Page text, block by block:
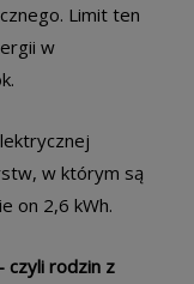
Limit ten
w
w którym są
on 2,6 kWh.
czyli rodzin z